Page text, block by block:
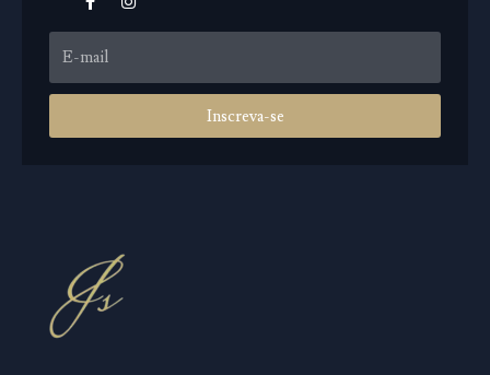
Inscreva-se